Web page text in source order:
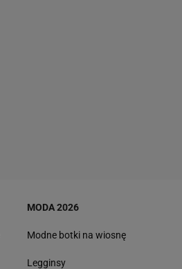
MODA 2026
Modne botki na wiosnę
Legginsy